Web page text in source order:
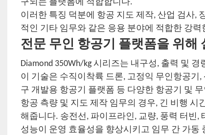
구되는 플랫폼에 적합합니다.
이러한 특징 덕분에 항공 지도 제작, 산업 검사,
적인 기타 임무와 같은 응용 분야에 적합한 강력
전문 무인 항공기 플랫폼을 위해
Diamond 350Wh/kg 시리즈는 내구성, 출력 및
이 기술은 수직이착륙 드론, 고정익 무인항공기
구 개발용 항공기 플랫폼 등 다양한 항공기 및
항공 측량 및 지도 제작 임무의 경우, 긴 비행
해줍니다. 송전선, 파이프라인, 교량, 풍력 터빈,
성능이 운영 효율성을 향상시키고 임무 간 가동